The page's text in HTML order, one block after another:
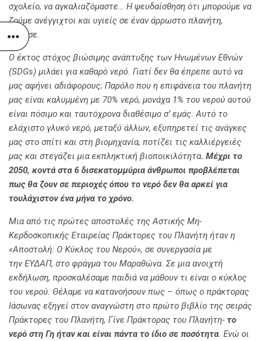
σχολείο, να αγκαλιαζόμαστε… Η ψευδαίσθηση ότι μπορούμε να
ζούμε ανέγγιχτοι και υγιείς σε έναν άρρωστο πλανήτη,
έσβησε.
Ο έκτος στόχος βιώσιμης ανάπτυξης των Ηνωμένων Εθνών
(SDGs) μιλάει για καθαρό νερό. Γιατί δεν θα έπρεπε αυτό να
μας αφήνει αδιάφορους; Παρόλο που η επιφάνεια του πλανήτη
μας είναι καλυμμένη με 70% νερό, μονάχα 1% του νερού αυτού
είναι πόσιμο και ταυτόχρονα διαθέσιμο σ’ εμάς. Αυτό το
ελάχιστο γλυκό νερό, μεταξύ άλλων, εξυπηρετεί τις ανάγκες
μας στο σπίτι και στη βιομηχανία, ποτίζει τις καλλιέργειές
μας και στεγάζει μια εκπληκτική βιοποικιλότητα. Μέχρι το
2050, κοντά στα 6 δισεκατομμύρια άνθρωποι προβλέπεται
πως θα ζουν σε περιοχές όπου το νερό δεν θα αρκεί για
τουλάχιστον ένα μήνα το χρόνο.
Μια από τις πρώτες αποστολές της Αστικής Μη-
Κερδοσκοπικής Εταιρείας Πράκτορες του Πλανήτη ήταν η
«Αποστολή: Ο Κύκλος του Νερού», σε συνεργασία με
την ΕΥΔΑΠ, στο φράγμα του Μαραθώνα. Σε μια ανοιχτή
εκδήλωση, προσκαλέσαμε παιδιά να μάθουν τι είναι ο κύκλος
του νερού. Θέλαμε να κατανοήσουν πως – όπως ο πράκτορας
Ιάσωνας εξηγεί στον αναγνώστη στο πρώτο βιβλίο της σειράς
Πράκτορες του Πλανήτη, Γίνε Πράκτορας του Πλανήτη- το
νερό στη Γη ήταν και είναι πάντα το ίδιο σε ποσότητα . Ενώ οι